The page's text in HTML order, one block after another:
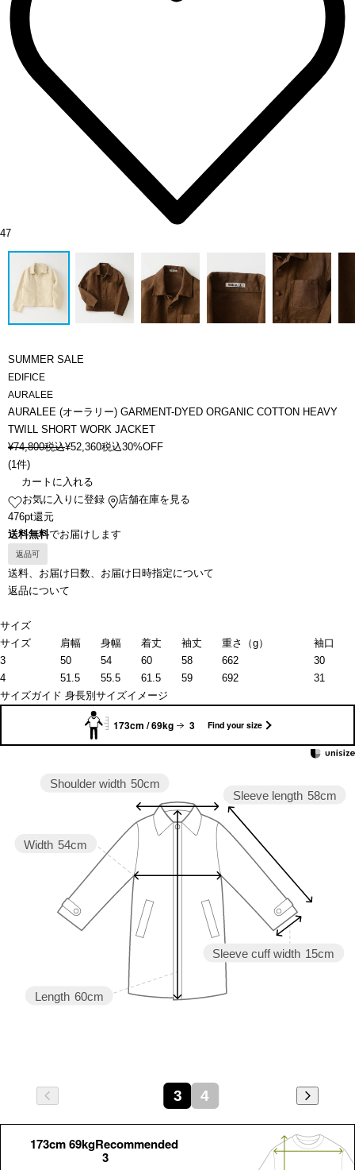
47
SUMMER SALE
EDIFICE
AURALEE
AURALEE (オーラリー) GARMENT-DYED ORGANIC COTTON HEAVY
TWILL SHORT WORK JACKET
¥74,800税込¥52,360税込30%OFF
(1件)
カートに入れる
お気に入りに登録
店舗在庫を見る
476pt還元
送料無料でお届けします
返品可
送料、お届け日数、お届け日時指定について
返品について
サイズ
サイズ
肩幅 身幅 着丈 袖丈 重さ（g）
袖口
3
50 54 60 58 662
30
4
51.5 55.5 61.5 59 692
31
サイズガイド 身長別サイズイメージ
173cm / 69kg 3 Find your size
Sleeve cuff width 15cm
Sleeve length 58cm
Length 60cm
Width 54cm
Shoulder width 50cm
3 4
173cm 69kgRecommended
3